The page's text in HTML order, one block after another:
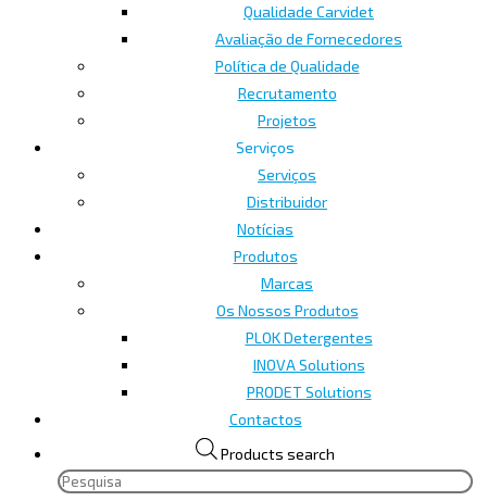
Qualidade Carvidet
Avaliação de Fornecedores
Política de Qualidade
Recrutamento
Projetos
Serviços
Serviços
Distribuidor
Notícias
Produtos
Marcas
Os Nossos Produtos
PLOK Detergentes
INOVA Solutions
PRODET Solutions
Contactos
Products search